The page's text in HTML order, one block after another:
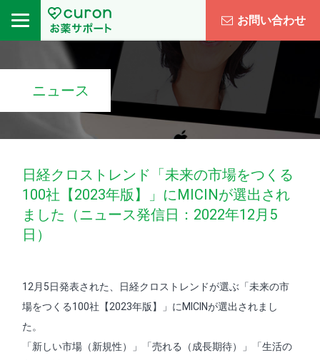
お問い合わせ
ニュース
日経クロストレンド「未来の市場をつくる
100社【2023年版】」にMICINが選出され
ました（ニュース発信日：2022年12月5
日）
12月5日発表された、日経クロストレンドが選ぶ「未来の市
場をつくる100社【2023年版】」にMICINが選出されまし
た。
「新しい市場（新規性）」「売れる（成長期待）」「生活の